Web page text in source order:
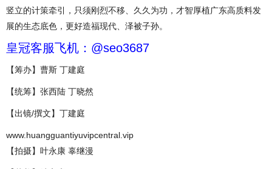
竖立的计策牵引，只须刚烈不移、久久为功，才智厚植广东高质料发
展的生态底色，更好造福现代、泽被子孙。
皇冠客服飞机：@seo3687
【筹办】曹斯 丁建庭
【统筹】张西陆 丁晓然
【出镜/撰文】丁建庭
www.huangguantiyuvipcentral.vip
【拍摄】叶永康 辜继漫